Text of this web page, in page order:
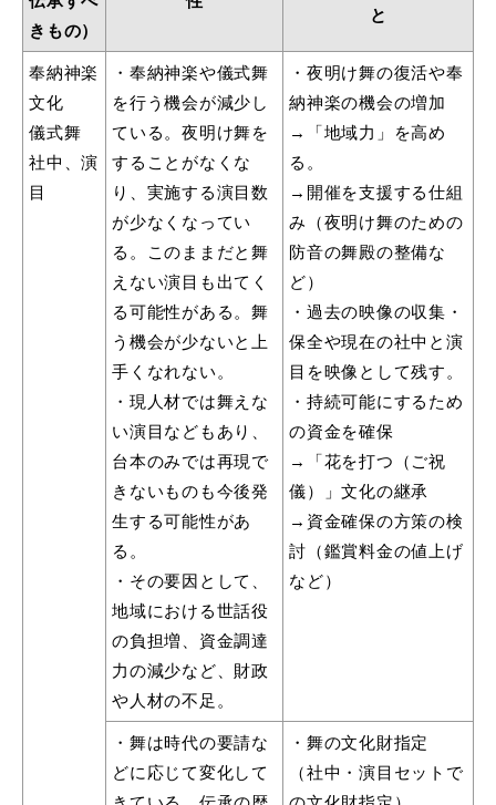
浜田市庁舎の
ご案内
各課への
お問い合わせ
きもの）
と
奉納神楽
文化
儀式舞
社中、演
目
・奉納神楽や儀式舞
を行う機会が減少し
ている。夜明け舞を
することがなくな
り、実施する演目数
が少なくなってい
る。このままだと舞
えない演目も出てく
る可能性がある。舞
う機会が少ないと上
手くなれない。
・現人材では舞えな
い演目などもあり、
台本のみでは再現で
きないものも今後発
生する可能性があ
る。
・その要因として、
地域における世話役
の負担増、資金調達
力の減少など、財政
や人材の不足。
・夜明け舞の復活や奉
納神楽の機会の増加
→「地域力」を高め
る。
→開催を支援する仕組
み（夜明け舞のための
防音の舞殿の整備な
ど）
・過去の映像の収集・
保全や現在の社中と演
目を映像として残す。
・持続可能にするため
の資金を確保
→「花を打つ（ご祝
儀）」文化の継承
→資金確保の方策の検
討（鑑賞料金の値上げ
など）
・舞は時代の要請な
どに応じて変化して
・舞の文化財指定
（社中・演目セットで